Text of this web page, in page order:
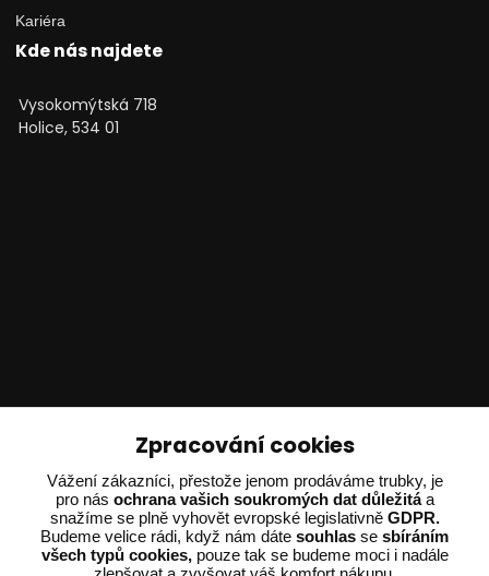
Kariéra
Kde nás najdete
Vysokomýtská 718
Holice, 534 01
Ing. Adam Dvořák
+420 602 234 254
(Po-Pá 8:00 - 15:00)
Zpracování cookies
Vážení zákazníci, přestože jenom prodáváme trubky, je
pro nás ochrana vašich soukromých dat důležitáa
snažíme se plně vyhovět evropské legislativně GDPR.
Budeme velice rádi, když nám dáte souhlas se sbíráním
všech typů cookies,pouze tak se budeme moci i nadále